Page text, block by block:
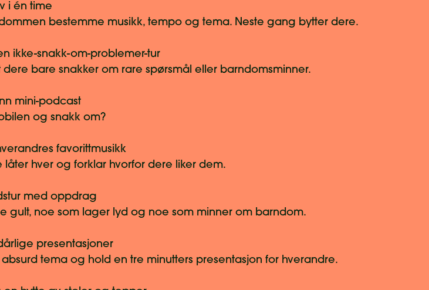
i én time
bestemme musikk, tempo og tema. Neste gang bytter dere.
ikke-snakk-om-problemer-tur
dere bare snakker om rare spørsmål eller barndomsminner.
mini-podcast
og snakk om?
favorittmusikk
låter hver og forklar hvorfor dere liker dem.
med oppdrag
gult, noe som lager lyd og noe som minner om barndom.
presentasjoner
absurd tema og hold en tre minutters presentasjon for hverandre.